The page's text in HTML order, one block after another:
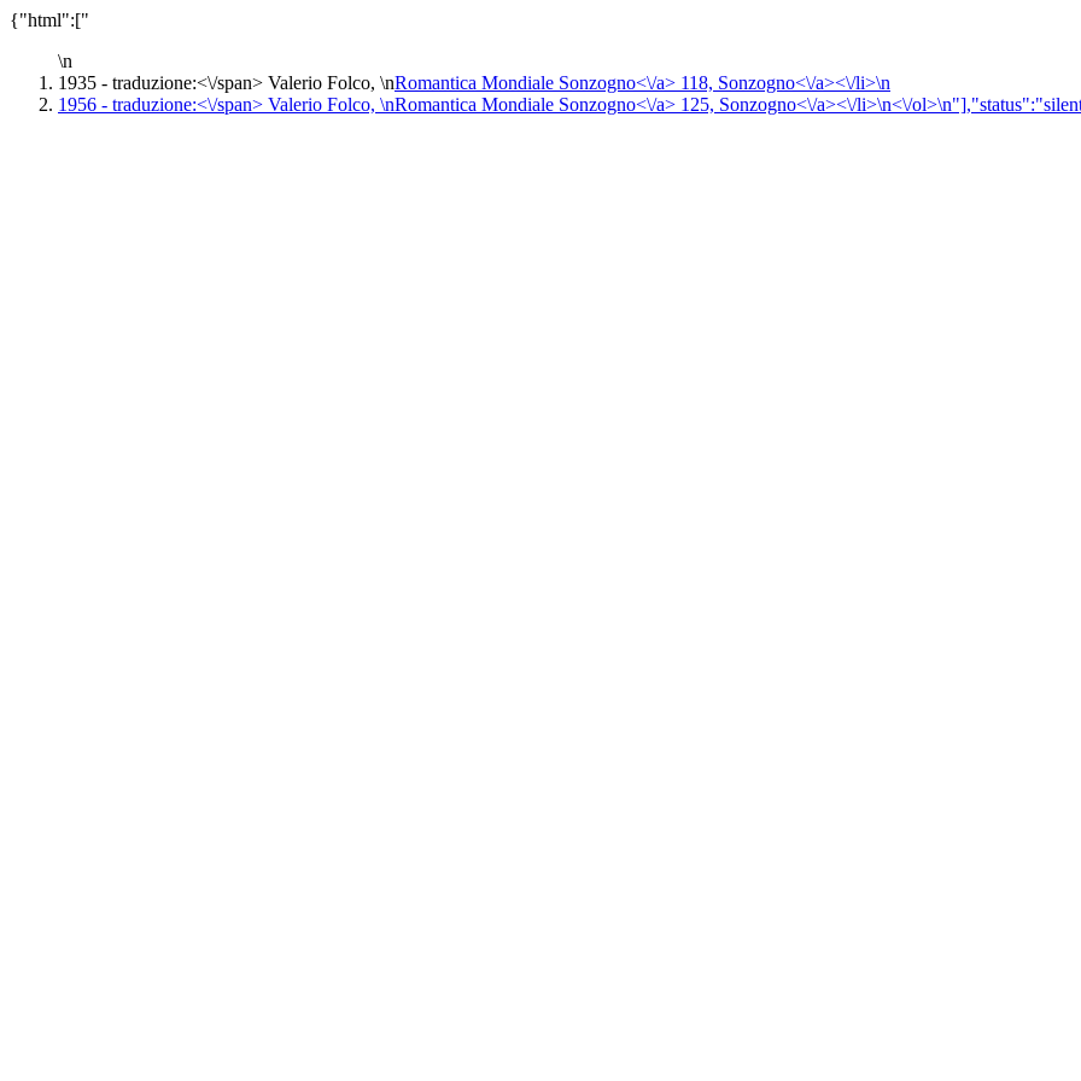
{"html":["
\n
1935 - traduzione:<\/span> Valerio Folco, \nRomantica Mondiale Sonzogno<\/a> 118, Sonzogno<\/a><\/li>\n
1956 - traduzione:<\/span> Valerio Folco, \nRomantica Mondiale Sonzogno<\/a> 125, Sonzogno<\/a><\/li>\n<\/